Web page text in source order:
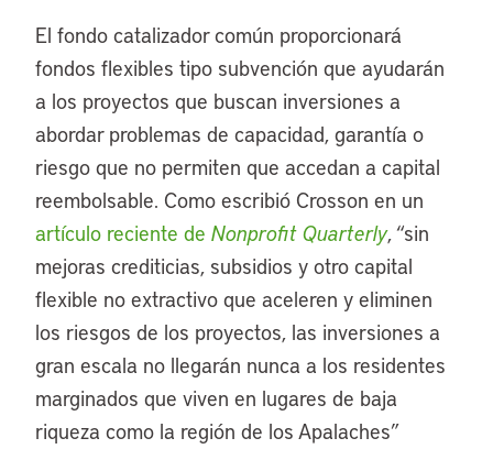
El fondo catalizador común proporcionará
fondos flexibles tipo subvención que ayudarán
a los proyectos que buscan inversiones a
abordar problemas de capacidad, garantía o
riesgo que no permiten que accedan a capital
reembolsable. Como escribió Crosson en un
artículo reciente de Nonprofit Quarterly, “sin
mejoras crediticias, subsidios y otro capital
flexible no extractivo que aceleren y eliminen
los riesgos de los proyectos, las inversiones a
gran escala no llegarán nunca a los residentes
marginados que viven en lugares de baja
riqueza como la región de los Apalaches”